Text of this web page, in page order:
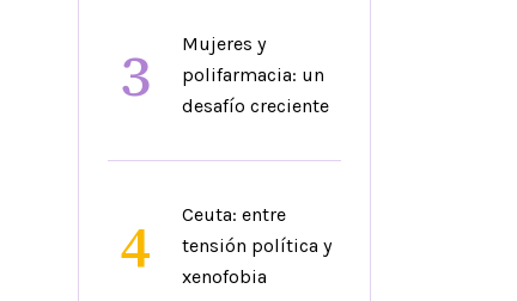
3
Mujeres y
polifarmacia: un
desafío creciente
4
Ceuta: entre
tensión política y
xenofobia